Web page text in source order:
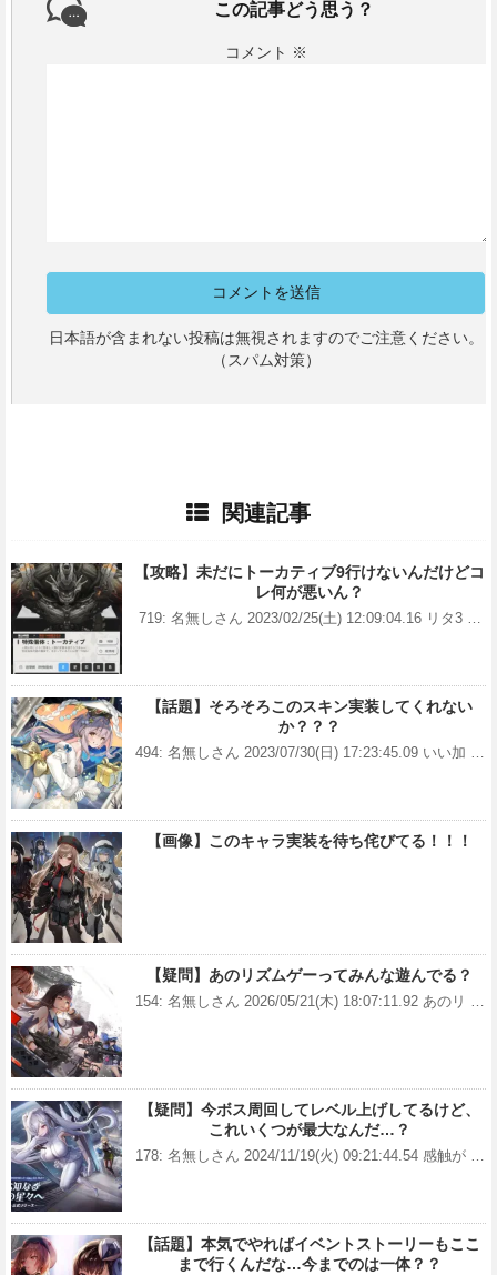
この記事どう思う？
コメント ※
日本語が含まれない投稿は無視されますのでご注意ください。
（スパム対策）
関連記事
【攻略】未だにトーカティブ9行けないんだけどコ
レ何が悪いん？
719: 名無しさん 2023/02/25(土) 12:09:04.16 リタ3 …
【話題】そろそろこのスキン実装してくれない
か？？？
494: 名無しさん 2023/07/30(日) 17:23:45.09 いい加 …
【画像】このキャラ実装を待ち侘びてる！！！
【疑問】あのリズムゲーってみんな遊んでる？
154: 名無しさん 2026/05/21(木) 18:07:11.92 あのリ …
【疑問】今ボス周回してレベル上げしてるけど、
これいくつが最大なんだ…？
178: 名無しさん 2024/11/19(火) 09:21:44.54 感触が …
【話題】本気でやればイベントストーリーもここ
まで行くんだな…今までのは一体？？